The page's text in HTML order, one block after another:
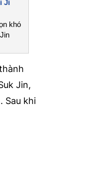
Ji
khó
Jin,
Sau khi